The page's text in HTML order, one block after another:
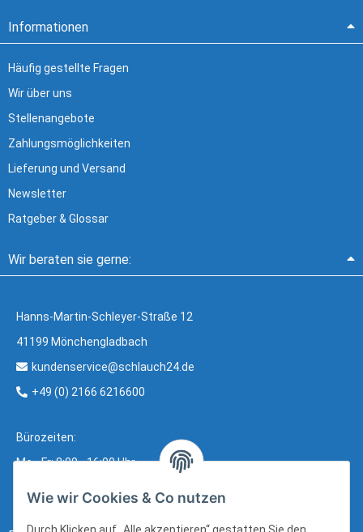
Informationen
Häufig gestellte Fragen
Wir über uns
Stellenangebote
Zahlungsmöglichkeiten
Lieferung und Versand
Newsletter
Ratgeber & Glossar
Wir beraten sie gerne:
Hanns-Martin-Schleyer-Straße 12
41199 Mönchengladbach
kundenservice@schlauch24.de
+49 (0) 2166 6216600
Bürozeiten:
Mo - Fr: 8:00 - 16:00 Uhr
Wie wir Cookies & Co nutzen